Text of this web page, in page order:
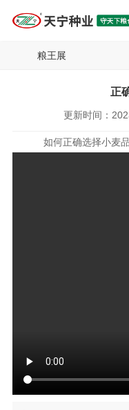
粮王展
正
更新时间：
如何正确选择小麦